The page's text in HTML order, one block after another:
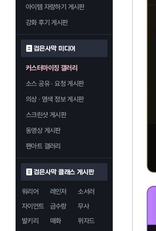
아이템 자랑하기 게시판
강화 후기 게시판
검은사막 미디어
커스터마이징 갤러리
소스 공유 · 요청 게시판
의상 · 염색 정보 게시판
스크린샷 게시판
동영상 게시판
팬아트 갤러리
검은사막 클래스 게시판
워리어 레인저
소서러
자이언트
금수랑
무사
발키리
매화
위자드